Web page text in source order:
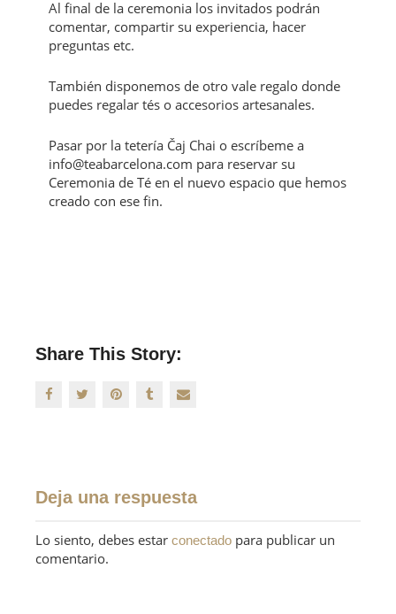
Al final de la ceremonia los invitados podrán
comentar, compartir su experiencia, hacer
preguntas etc.
También disponemos de otro vale regalo donde
puedes regalar tés o accesorios artesanales.
Pasar por la tetería Čaj Chai o escríbeme a
info@teabarcelona.com para reservar su
Ceremonia de Té en el nuevo espacio que hemos
creado con ese fin.
Share This Story:
Deja una respuesta
Lo siento, debes estar conectado para publicar un
comentario.